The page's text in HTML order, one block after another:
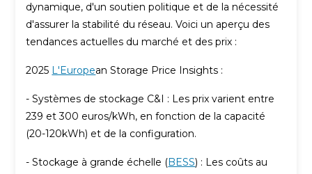
dynamique, d'un soutien politique et de la nécessité
d'assurer la stabilité du réseau. Voici un aperçu des
tendances actuelles du marché et des prix :
2025 L'European Storage Price Insights :
- Systèmes de stockage C&I : Les prix varient entre
239 et 300 euros/kWh, en fonction de la capacité
(20-120kWh) et de la configuration.
- Stockage à grande échelle (BESS) : Les coûts au